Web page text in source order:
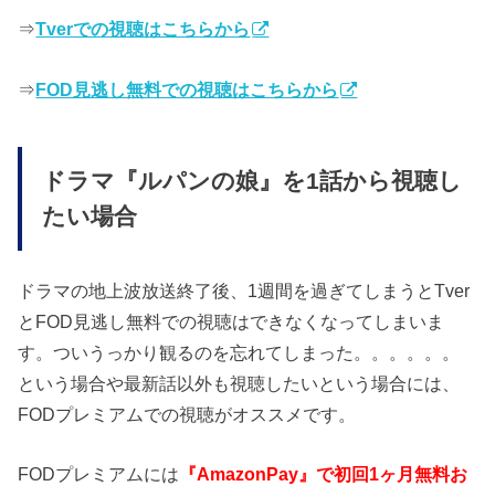
⇒Tverでの視聴はこちらから
⇒FOD見逃し無料での視聴はこちらから
ドラマ『ルパンの娘』を1話から視聴し
たい場合
ドラマの地上波放送終了後、1週間を過ぎてしまうとTver
とFOD見逃し無料での視聴はできなくなってしまいま
す。ついうっかり観るのを忘れてしまった。。。。。。
という場合や最新話以外も視聴したいという場合には、
FODプレミアムでの視聴がオススメです。
FODプレミアムには 『AmazonPay』で初回1ヶ月無料お